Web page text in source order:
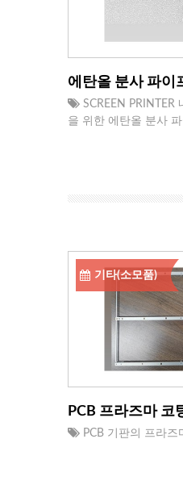
에탄올 분사 파이
SCREEN PRINTER
을 위한 에탄올 분사
기타(소모품)
PCB 프라즈마 코
PCB 기판의 프라